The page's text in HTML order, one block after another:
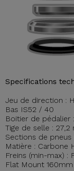
Specifications
Jeu de direction :
Bas IS52 / 40
Boitier de pédalier
Tige de selle : 27,2
Sections de
Matière : Carbone
Freins (min-max) :
Flat Mount 160mm